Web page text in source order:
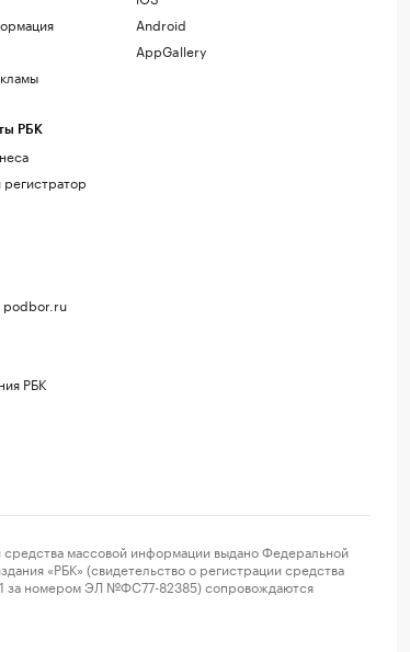
РБК
podbor.ru
РБК
Android
AppGallery
массовой информации выдано Федеральной
«РБК» (свидетельство о регистрации средства
за номером ЭЛ №ФС77-82385) сопровождаются